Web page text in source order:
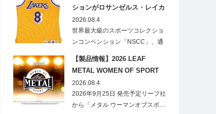
ションがロサンゼルス・レイカ
ーズのオフィシャルオークショ
ンスポンサーに！
2026.08.4
世界最大級のスポーツコレクショ
ンコンベンション「NSCC」、通
【製品情報】2026 LEAF
METAL WOMEN OF SPORT
HOBBY
2026.08.4
2026年9月25日 発売予定リーフ社
から「メタル ウーマンオブスポ…